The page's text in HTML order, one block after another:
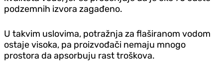
podzemnih izvora zagađeno.
U takvim uslovima, potražnja za flaširanom vodom
ostaje visoka, pa proizvođači nemaju mnogo
prostora da apsorbuju rast troškova.